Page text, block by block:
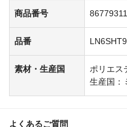
商品番号 86779311
品番
素材・生産国
ポリエス
生産国：
よくあるご質問